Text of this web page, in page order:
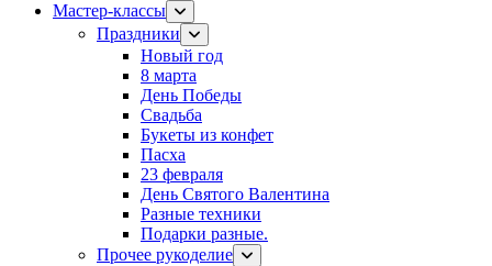
Мастер-классы
Праздники
Новый год
8 марта
День Победы
Свадьба
Букеты из конфет
Пасха
23 февраля
День Святого Валентина
Разные техники
Подарки разные.
Прочее рукоделие